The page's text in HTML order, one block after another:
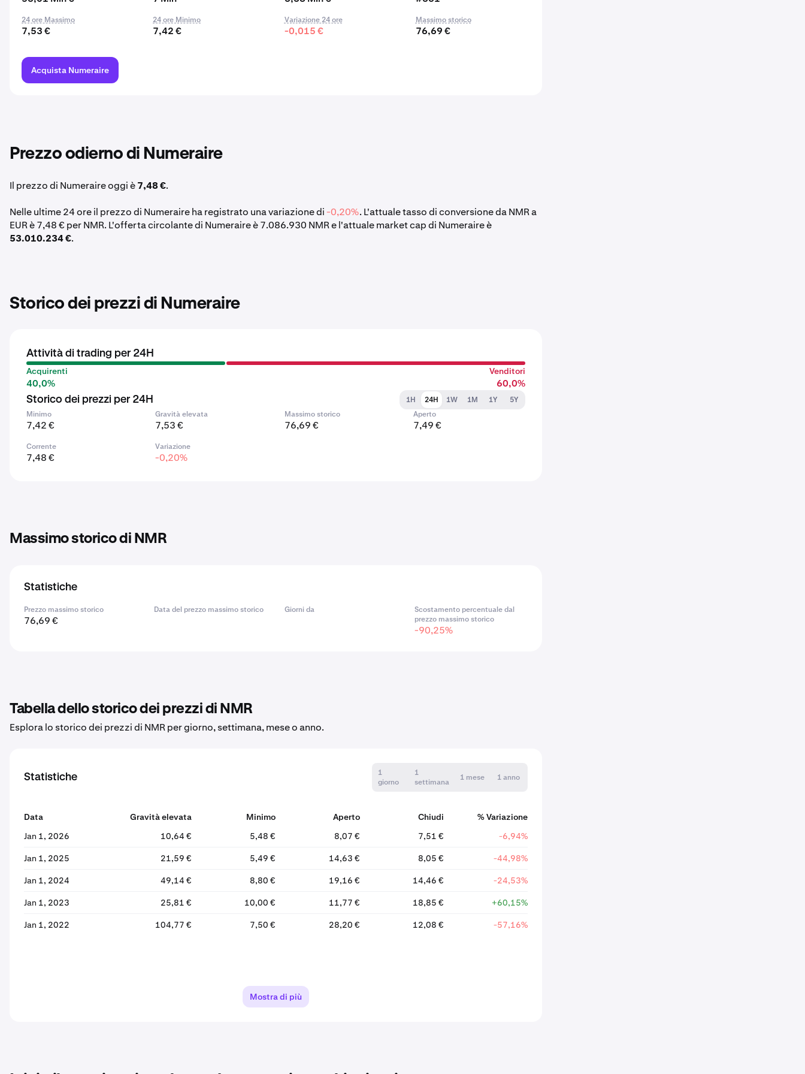
24 ore Massimo
7,53 €
24 ore Minimo
7,42 €
Variazione 24 ore
-0,015 €
Massimo storico
76,69 €
Acquista Numeraire
Prezzo odierno di Numeraire
Il prezzo di Numeraire oggi è7,48 €.
Nelle ultime 24 ore il prezzo di Numeraire ha registrato una variazione di-0,20%. L'attuale tasso di conversione da NMR a
EUR è 7,48 € per NMR. L'offerta circolante di Numeraire è 7.086.930 NMR e l'attuale market cap di Numeraire è
53.010.234 €.
Storico dei prezzi di Numeraire
Attività di trading per 24H
Acquirenti
40,0%
Venditori
60,0%
Storico dei prezzi per 24H 1H 24H 1W 1M 1Y
5Y
Minimo
7,42 €
Gravità elevata
7,53 €
Massimo storico
76,69 €
Aperto
7,49 €
Corrente
7,48 €
Variazione
-0,20%
Massimo storico di NMR
Statistiche
Prezzo massimo storico
76,69 €
Data del prezzo massimo storico Giorni da
Scostamento percentuale dal
prezzo massimo storico
-90,25%
Tabella dello storico dei prezzi di NMR
Esplora lo storico dei prezzi di NMR per giorno, settimana, mese o anno.
Statistiche
1
giorno
1
settimana
1 mese 1 anno
Data Gravità elevata Minimo Aperto Chiudi
% Variazione
Jan 1, 2026
10,64 € 5,48 € 8,07 € 7,51 € -6,94%
Jan 1, 2025 21,59 € 5,49 € 14,63 € 8,05 € -44,98%
Jan 1, 2024 49,14 € 8,80 € 19,16 € 14,46 € -24,53%
Jan 1, 2023 25,81 € 10,00 € 11,77 € 18,85 € +60,15%
Jan 1, 2022 104,77 € 7,50 € 28,20 € 12,08 € -57,16%
Mostra di più